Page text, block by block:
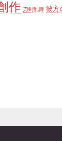
作 刀剣乱舞 彼方